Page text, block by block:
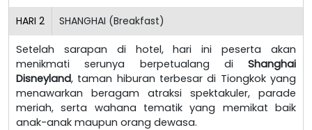
HARI 2 SHANGHAI (Breakfast)
Setelah sarapan di hotel, hari ini peserta akan
menikmati serunya berpetualang di Shanghai
Disneyland, taman hiburan terbesar di Tiongkok yang
menawarkan beragam atraksi spektakuler, parade
meriah, serta wahana tematik yang memikat baik
anak-anak maupun orang dewasa.